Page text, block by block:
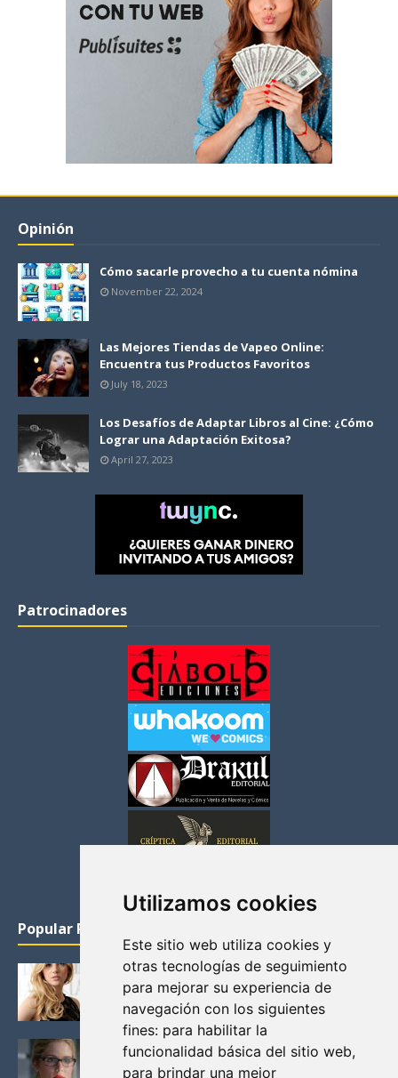
Utilizamos cookies
Este sitio web utiliza cookies y
otras tecnologías de seguimiento
para mejorar su experiencia de
navegación con los siguientes
fines: para habilitar la
funcionalidad básica del sitio web,
para brindar una mejor
Opinión
Cómo sacarle provecho a tu cuenta nómina
November 22, 2024
Las Mejores Tiendas de Vapeo Online:
Encuentra tus Productos Favoritos
July 18, 2023
Los Desafíos de Adaptar Libros al Cine: ¿Cómo
Lograr una Adaptación Exitosa?
April 27, 2023
Patrocinadores
Popular Posts
KATHERYN WINNICK: LA ACTRIZ MAS GUAPA DE
VIKINGOS
Junio 14, 2013
FELICITY (EMILY BETT RICKARDS), LAS FOTOS
MAS BONITAS DE LA ALIADA DE ARROW